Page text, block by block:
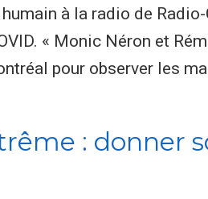
à la radio de
« Monic Néron et
pour observer les
: donner